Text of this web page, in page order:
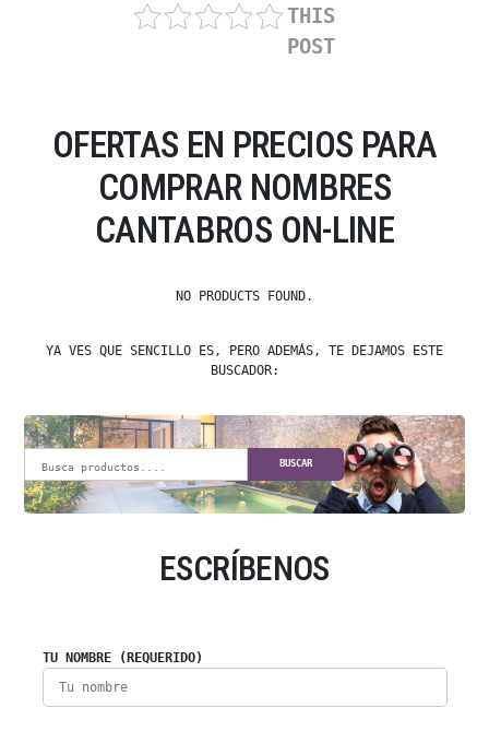
THIS
POST
OFERTAS EN PRECIOS PARA
COMPRAR NOMBRES
CANTABROS ON-LINE
NO PRODUCTS FOUND.
YA VES QUE SENCILLO ES, PERO ADEMÁS, TE DEJAMOS ESTE
BUSCADOR:
BUSCAR
ESCRÍBENOS
TU NOMBRE (REQUERIDO)